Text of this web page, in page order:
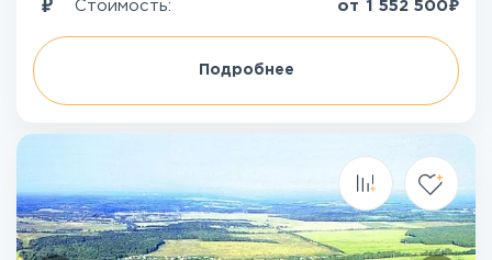
Стоимость: от 1 552 500₽
Подробнее